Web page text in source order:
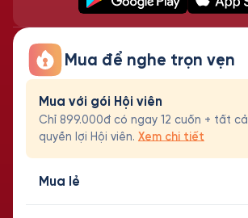
Mua để nghe trọn vẹn
Mua với gói Hội viên
Chỉ 899.000đ có ngay 12 cuốn + tất cả
quyền lợi Hội viên. Xem chi tiết
Mua lẻ